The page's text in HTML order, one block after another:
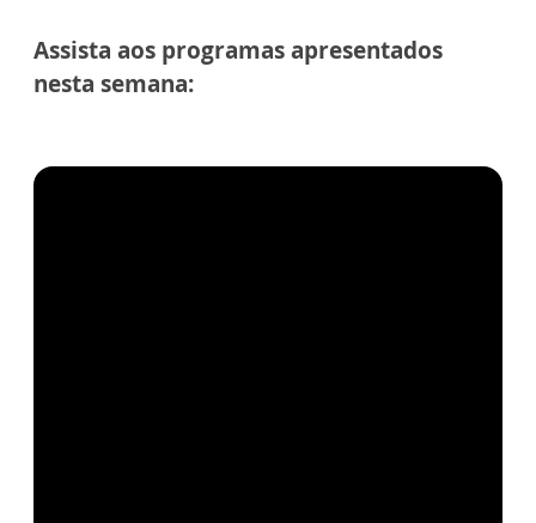
Assista aos programas apresentados
nesta semana: